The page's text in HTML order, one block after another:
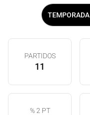
TEMPORADA
PARTIDOS
11
% 2 PT